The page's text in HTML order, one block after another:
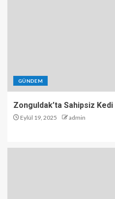
GÜNDEM
Zonguldak’ta Sahipsiz
Eylül 19, 2025 admin